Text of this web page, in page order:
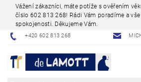
Vážení zákazníci, máte potíže s ověřením
číslo 602 813 268! Rádi Vám poradíme a
spokojenosti. Děkujeme Vám.
+420 602 813 268